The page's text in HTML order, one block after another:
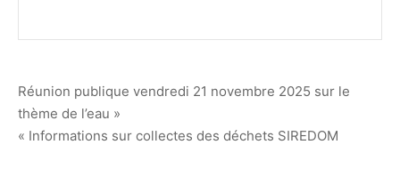
Navigation
de
Réunion publique vendredi 21 novembre 2025 sur le
thème de l’eau »
« Informations sur collectes des déchets SIREDOM